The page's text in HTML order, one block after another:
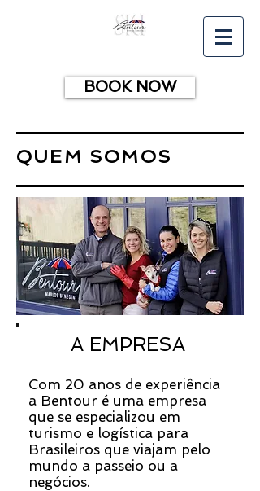
BOOK NOW
QUEM SOMOS
A EMPRESA
Com 20 anos de experiência
a Bentour é uma empresa
que se especializou em
turismo e logística para
Brasileiros que viajam pelo
mundo a passeio ou a
negócios.